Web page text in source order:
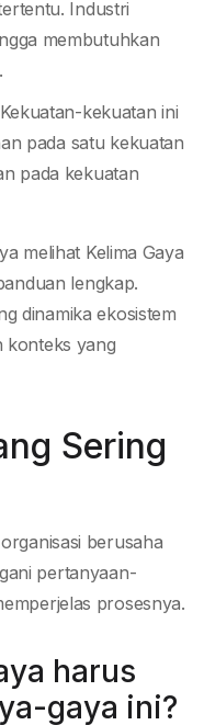
Industri
membutuhkan
Kekuatan-kekuatan ini
pada satu kekuatan
pada kekuatan
melihat Kelima Gaya
lengkap.
dinamika ekosistem
konteks yang
Sering
berusaha
pertanyaan-
prosesnya.
harus
gaya ini?